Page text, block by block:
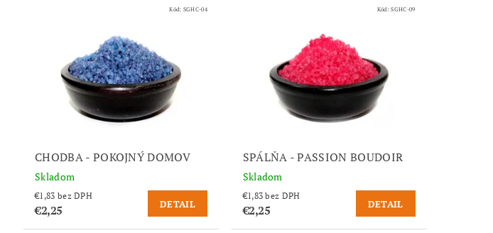
Kód: SGHC-04
CHODBA - POKOJNÝ DOMOV
Skladom
€1,83 bez DPH
€2,25 DETAIL
Kód:SGHC-09
SPÁLŇA - PASSION BOUDOIR
Skladom
€1,83 bez DPH
€2,25 DETAIL